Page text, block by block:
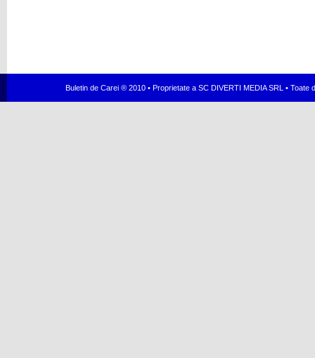
Buletin de Carei ® 2010 • Proprietate a SC DIVERTI MEDIA SRL •